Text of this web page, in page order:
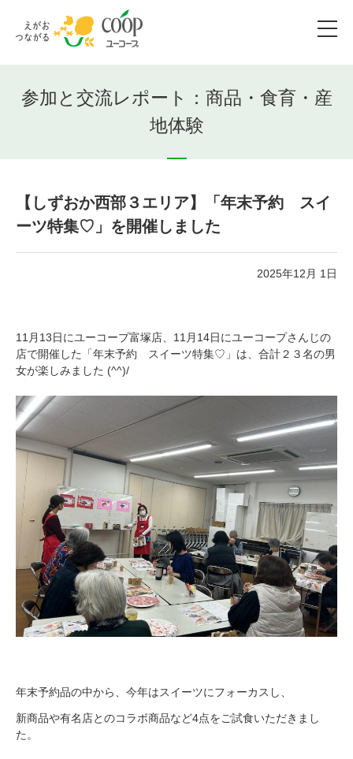
参加と交流レポート：商品・食育・産
地体験
【しずおか西部３エリア】「年末予約 スイ
ーツ特集♡」を開催しました
2025年12月 1日
11月13日にユーコープ富塚店、11月14日にユーコープさんじの
店で開催した「年末予約 スイーツ特集♡」は、合計２３名の男
女が楽しみました (^^)/
年末予約品の中から、今年はスイーツにフォーカスし、
新商品や有名店とのコラボ商品など4点をご試食いただきまし
た。